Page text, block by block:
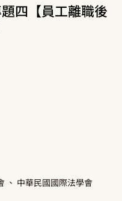
四【員工離職後
、 中華民國國際法學會